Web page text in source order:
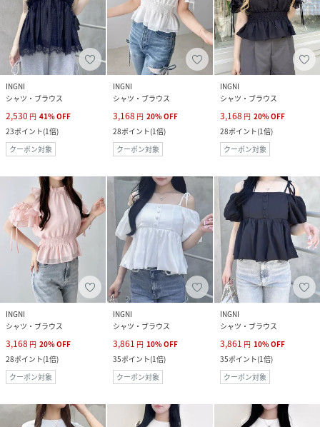
INGNI
シャツ・ブラウス
2,530 円 41%OFF
23ポイント(1倍)
クーポン対象
INGNI
シャツ・ブラウス
3,168 円 20%OFF
28ポイント(1倍)
クーポン対象
INGNI
シャツ・ブラウス
3,168 円 20%OFF
28ポイント(1倍)
クーポン対象
INGNI
シャツ・ブラウス
3,168 円 20%OFF
28ポイント(1倍)
クーポン対象
INGNI
シャツ・ブラウス
3,861 円 10%OFF
35ポイント(1倍)
クーポン対象
INGNI
シャツ・ブラウス
3,861 円 10%OFF
35ポイント(1倍)
クーポン対象